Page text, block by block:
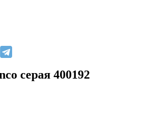
серая 400192